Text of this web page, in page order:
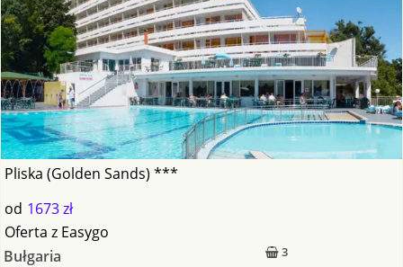
Pliska (Golden Sands) ***
od 1673 zł
3
Oferta z Easygo
Bułgaria